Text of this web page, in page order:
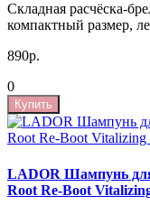
Складная расчёска-
компактный размер,
890р.
0
Купить
LADOR Шампунь
Root Re-Boot